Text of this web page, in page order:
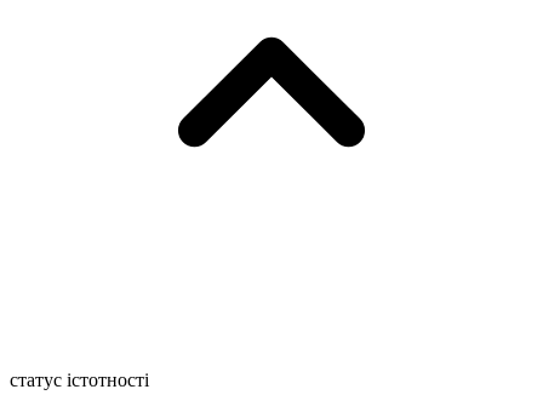
статус істотності